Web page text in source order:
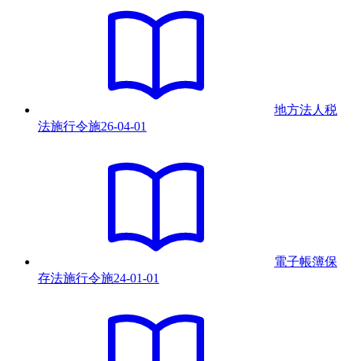
地方法人税
法施行令施26-04-01
電子帳簿保
存法施行令施24-01-01